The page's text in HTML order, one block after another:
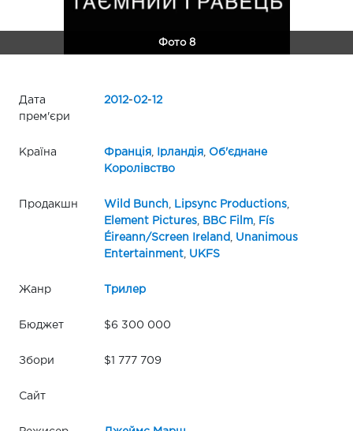
Фото 8
Дата
прем'єри
2012-02-12
Країна Франція, Ірландія,
Об'єднане
Королівство
Продакшн Wild Bunch Lipsync Productions,
Element Pictures, BBC Film,
Fís
Éireann/Screen Ireland
Unanimous
Entertainment, UKFS
Жанр Трилер
Бюджет $6 300 000
Збори $1 777 709
Сайт